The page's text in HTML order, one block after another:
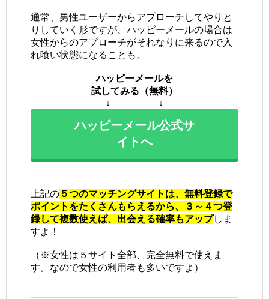
通常、男性ユーザーからアプローチしてやりと
りしていく形ですが、ハッピーメールの場合は
女性からのアプローチがそれなりに来るので入
れ喰い状態になることも。
ハッピーメールを
試してみる（無料）
↓ ↓
ハッピーメール公式サ
イトへ
上記の ５つのマッチングサイトは、無料登録で
ポイントをたくさんもらえるから、３～４つ登
録して複数使えば、出会える確率もアップしま
すよ！
（※女性は５サイト全部、完全無料で使えま
す。なので女性の利用者も多いですよ）